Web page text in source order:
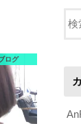
ログ